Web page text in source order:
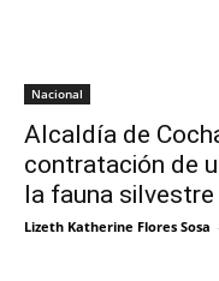
Nacional
Alcaldía de
contratación de
la fauna silvestre
Lizeth Katherine Flores Sosa -